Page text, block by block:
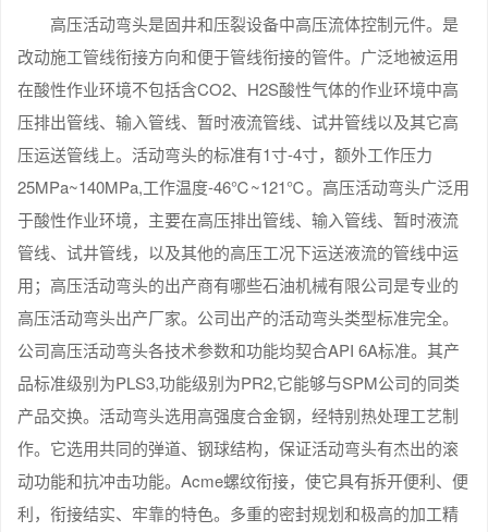
高压活动弯头是固井和压裂设备中高压流体控制元件。是
改动施工管线衔接方向和便于管线衔接的管件。广泛地被运用
在酸性作业环境不包括含CO2、H2S酸性气体的作业环境中高
压排出管线、输入管线、暂时液流管线、试井管线以及其它高
压运送管线上。活动弯头的标准有1寸-4寸，额外工作压力
25MPa~140MPa,工作温度-46℃~121℃。高压活动弯头广泛用
于酸性作业环境，主要在高压排出管线、输入管线、暂时液流
管线、试井管线，以及其他的高压工况下运送液流的管线中运
用；高压活动弯头的出产商有哪些石油机械有限公司是专业的
高压活动弯头出产厂家。公司出产的活动弯头类型标准完全。
公司高压活动弯头各技术参数和功能均契合API 6A标准。其产
品标准级别为PLS3,功能级别为PR2,它能够与SPM公司的同类
产品交换。活动弯头选用高强度合金钢，经特别热处理工艺制
作。它选用共同的弹道、钢球结构，保证活动弯头有杰出的滚
动功能和抗冲击功能。Acme螺纹衔接，使它具有拆开便利、便
利，衔接结实、牢靠的特色。多重的密封规划和极高的加工精